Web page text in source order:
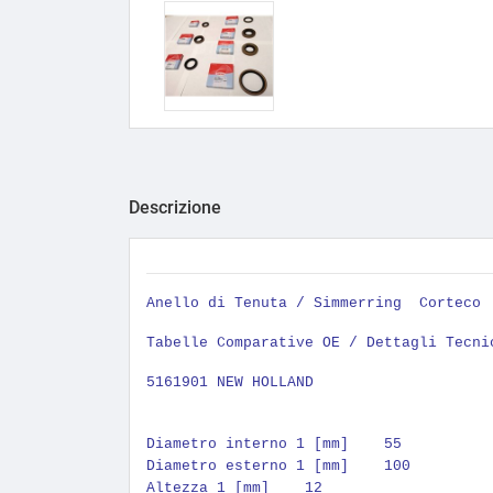
Descrizione
Anello di Tenuta / Simmerring Corteco
Tabelle Comparative OE / Dettagli
5161901 NEW HOLLAND
Diametro interno 1 [mm] 55
Diametro esterno 1 [mm] 100
Altezza 1 [mm] 12